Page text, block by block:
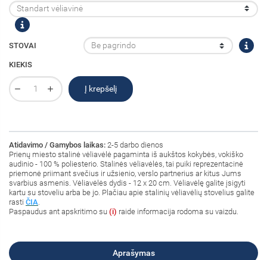
STOVAI
KIEKIS
Į krepšelį
Atidavimo / Gamybos laikas: 2-5 darbo dienos
Prienų miesto stalinė vėliavėlė pagaminta iš aukštos kokybės, vokiško
audinio - 100 % poliesterio . Stalinės vėliavėlės, tai puiki reprezentacinė
priemonė priimant svečius ir užsienio, verslo partnerius ar kitus Jums
svarbius asmenis. Vėliavėlės dydis - 12 x 20 cm. Vėliavėlę galite įsigyti
kartu su stoveliu arba be jo. Plačiau apie stalinių vėliavėlių stovelius galite
rasti ČIA
Paspaudus ant apskritimo su (i) raide informacija rodoma su vaizdu.
Aprašymas